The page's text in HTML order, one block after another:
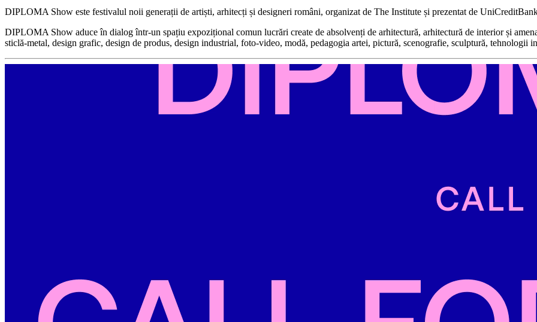
DIPLOMA Show este festivalul noii generații de artiști, arhitecți și designeri români, organizat de The Institute și prezentat de
DIPLOMA Show aduce în dialog într-un spațiu expozițional comun lucrări create de absolvenți de arhitectură, arhitectură de interior și
sticlă-metal, design grafic, design de produs, design industrial, foto-video, modă, pedagogia artei, pictură, scenografie, sculptură, tehnologii